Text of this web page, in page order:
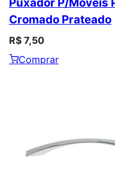
Cromado Prateado
R$ 7,50
Comprar